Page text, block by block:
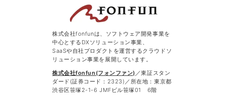
株式会社fonfunは、ソフトウェア開発事業を
中心とするDXソリューション事業、
SaaSや自社プロダクトを運営するクラウドソ
リューション事業を展開しています。
株式会社fonfun(フォンファン) ／東証スタン
ダード(証券コード：2323)／所在地：東京都
渋谷区笹塚2-1-6 JMFビル笹塚01 6階